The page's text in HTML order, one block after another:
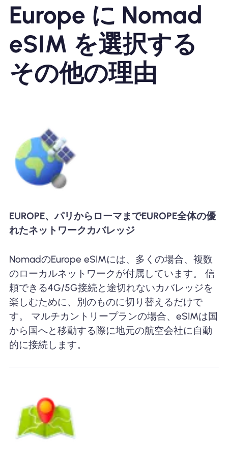
Europe に Nomad
eSIM を選択する
その他の理由
EUROPE、パリからローマまでEUROPE全体の優
れたネットワークカバレッジ
NomadのEurope eSIMには、多くの場合、複数
のローカルネットワークが付属しています。 信
頼できる4G/5G接続と途切れないカバレッジを
楽しむために、別のものに切り替えるだけで
す。 マルチカントリープランの場合、eSIMは国
から国へと移動する際に地元の航空会社に自動
的に接続します。